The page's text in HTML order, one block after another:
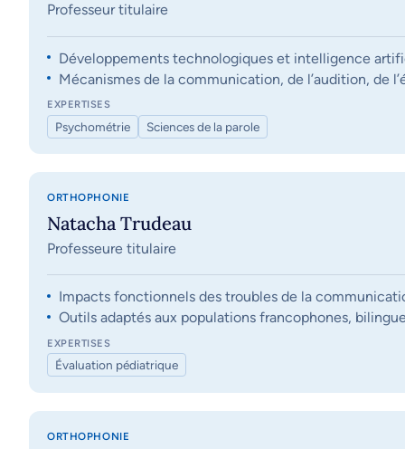
Professeur titulaire
Développements technologiques et intelligence
Mécanismes de la communication, de l’audition, de
EXPERTISES
Psychométrie Sciences de la parole
ORTHOPHONIE
Natacha Trudeau
Professeure titulaire
Impacts fonctionnels des troubles de la
Outils adaptés aux populations francophones,
EXPERTISES
Évaluation pédiatrique
ORTHOPHONIE